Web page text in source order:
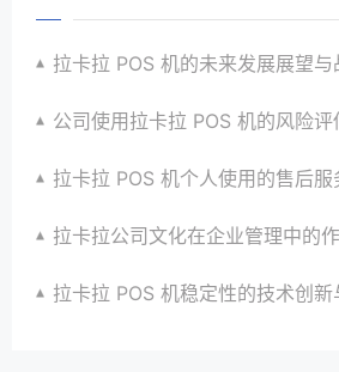
拉卡拉 POS 机的未来发展展望与
公司使用拉卡拉 POS 机的风险评
拉卡拉 POS 机个人使用的售后服
拉卡拉公司文化在企业管理中的
拉卡拉 POS 机稳定性的技术创新